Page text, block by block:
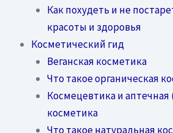
Как похудеть и не
красоты и здоровья
Косметический гид
Веганская косметика
Что такое органическая
Космецевтика и аптечная
косметика
Что такое натуральная